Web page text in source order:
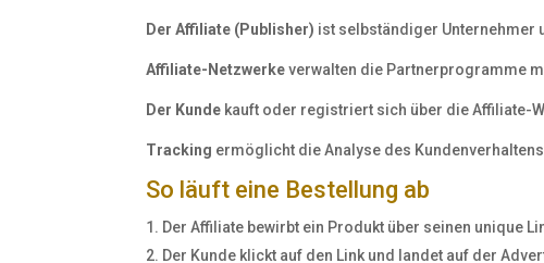
Der Affiliate (Publisher) ist selbständiger Unternehmer
Affiliate-Netzwerkeverwalten die Partnerprogramme
Der Kunde kauft oder registriert sich über die Affiliate-
Tracking ermöglicht die Analyse des
So läuft eine Bestellung ab
Der Affiliate bewirbt ein Produkt über seinen unique
Der Kunde klickt auf den Link und landet auf der